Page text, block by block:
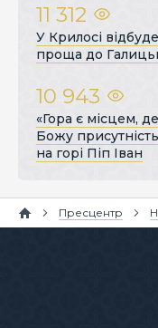
11 312
У Крилосі
проща до
10 943
«Гора є місцем,
Божу
на горі Піп Іван
Пресцентр